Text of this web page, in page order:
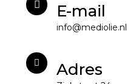
E-mail
info@mediolie.nl
Adres